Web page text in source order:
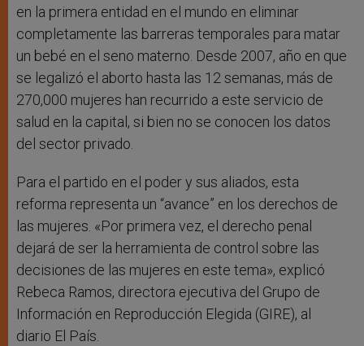
en la primera entidad en el mundo en eliminar
completamente las barreras temporales para matar
un bebé en el seno materno. Desde 2007, año en que
se legalizó el aborto hasta las 12 semanas, más de
270,000 mujeres han recurrido a este servicio de
salud en la capital, si bien no se conocen los datos
del sector privado.
Para el partido en el poder y sus aliados, esta
reforma representa un “avance” en los derechos de
las mujeres. «Por primera vez, el derecho penal
dejará de ser la herramienta de control sobre las
decisiones de las mujeres en este tema», explicó
Rebeca Ramos, directora ejecutiva del Grupo de
Información en Reproducción Elegida (GIRE), al
diario El País.